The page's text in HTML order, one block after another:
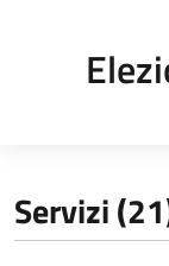
Servizi